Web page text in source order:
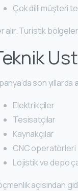
Çok dilli müşteri
alır. Turistik
son yıllarda
Elektrikçiler
Tesisatçılar
Kaynakçılar
CNC operatörleri
Lojistik ve depo
açısından